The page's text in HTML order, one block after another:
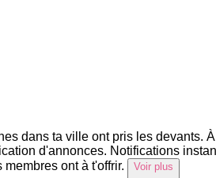
dans ta ville ont pris les devants.
d'annonces. Notifications
ont à t'offrir.
Voir plus